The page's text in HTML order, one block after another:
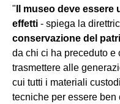
" Il museo deve
effetti - spiega la
conservazione del
da chi ci ha preceduto e
trasmettere alle
cui tutti i materiali
tecniche per essere